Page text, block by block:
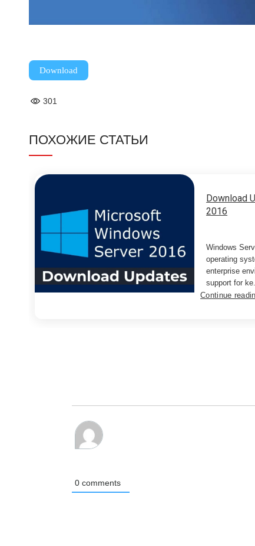
Download
301
ПОХОЖИЕ СТАТЬИ
Download
2016
Windows
operating
enterprise
support for
Continue
0comments